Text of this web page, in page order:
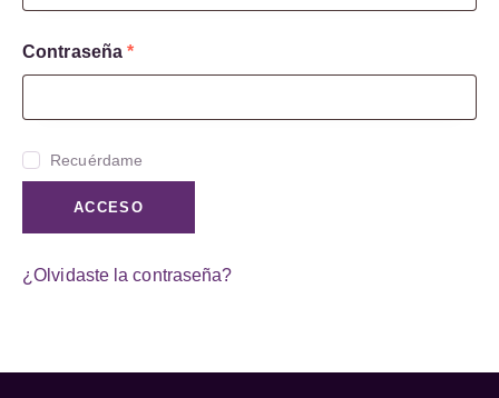
Contraseña*
Recuérdame
ACCESO
¿Olvidaste la contraseña?